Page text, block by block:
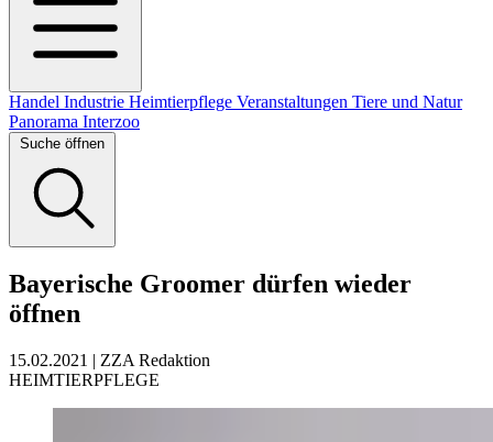
Handel Industrie Heimtierpflege Veranstaltungen Tiere und Natur
Panorama Interzoo
Suche öffnen
Bayerische Groomer dürfen wieder
öffnen
15.02.2021 | ZZA Redaktion
HEIMTIERPFLEGE